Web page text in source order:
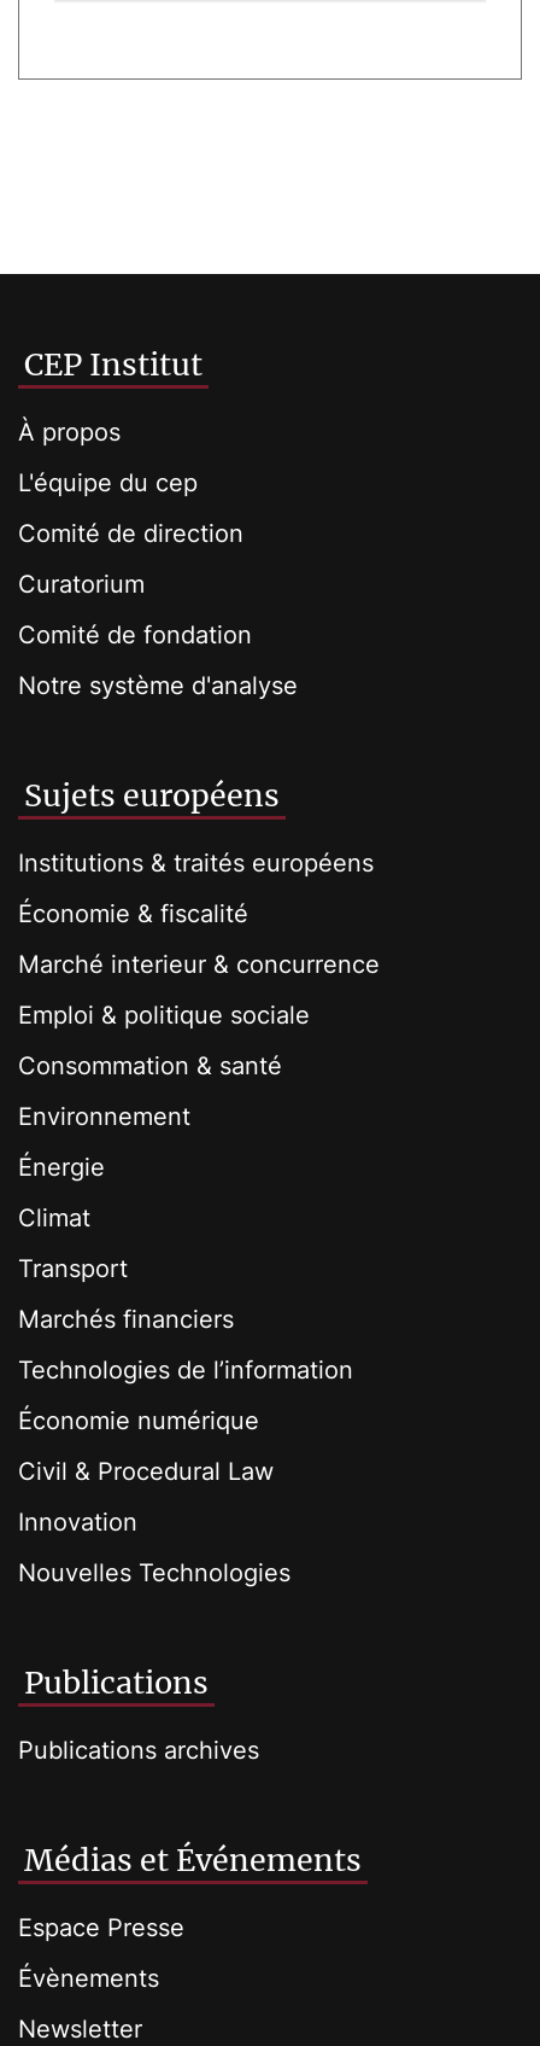
CEP Institut
À propos
L'équipe du cep
Comité de direction
Curatorium
Comité de fondation
Notre système d'analyse
Sujets européens
Institutions & traités européens
Économie & fiscalité
Marché interieur & concurrence
Emploi & politique sociale
Consommation & santé
Environnement
Énergie
Climat
Transport
Marchés financiers
Technologies de l’information
Économie numérique
Civil & Procedural Law
Innovation
Nouvelles Technologies
Publications
Publications archives
Médias et Événements
Espace Presse
Évènements
Newsletter